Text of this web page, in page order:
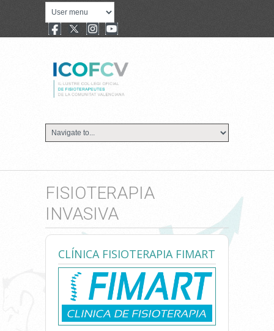
FISIOTERAPIA
INVASIVA
CLÍNICA FISIOTERAPIA FIMART